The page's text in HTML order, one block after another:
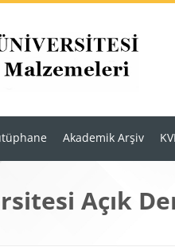
Akademik Arşiv
Açık